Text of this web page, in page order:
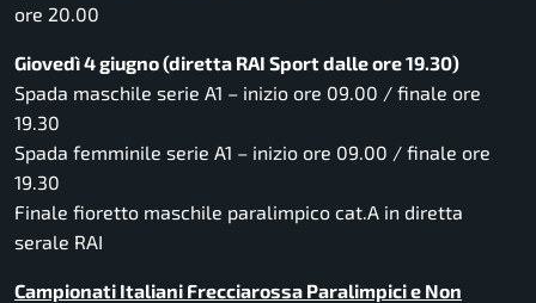
ore 20.00
Giovedì 4 giugno (diretta RAI Sport dalle ore 19.30)
Spada maschile serie A1 – inizio ore 09.00 / finale ore
19.30
Spada femminile serie A1 – inizio ore 09.00 / finale ore
19.30
Finale fioretto maschile paralimpico cat.A in diretta
serale RAI
Campionati Italiani Frecciarossa Paralimpici e Non